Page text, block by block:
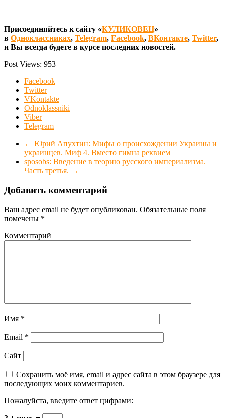
Присоединяйтесь к сайту «КУЛИКОВЕЦ»
в Одноклассниках, Telegram, Facebook, ВКонтакте, Twitter,
и Вы всегда будете в курсе последних новостей.
Post Views: 953
Facebook
Twitter
VKontakte
Odnoklassniki
Viber
Telegram
← Юрий Апухтин: Мифы о происхождении Украины и
украинцев. Миф 4. Вместо гимна реквием
sposobs: Введение в теорию русского империализма.
Часть третья. →
Добавить комментарий
Ваш адрес email не будет опубликован. Обязательные поля
помечены *
Комментарий
Имя *
Email *
Сайт
Сохранить моё имя, email и адрес сайта в этом браузере для
последующих моих комментариев.
Пожалуйста, введите ответ цифрами: